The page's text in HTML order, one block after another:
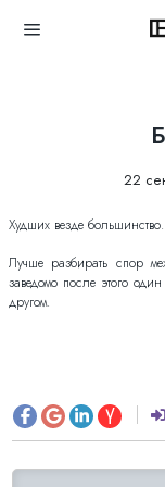
22
Худших везде большинство.
Лучше разбирать спор
заведомо после этого
другом.